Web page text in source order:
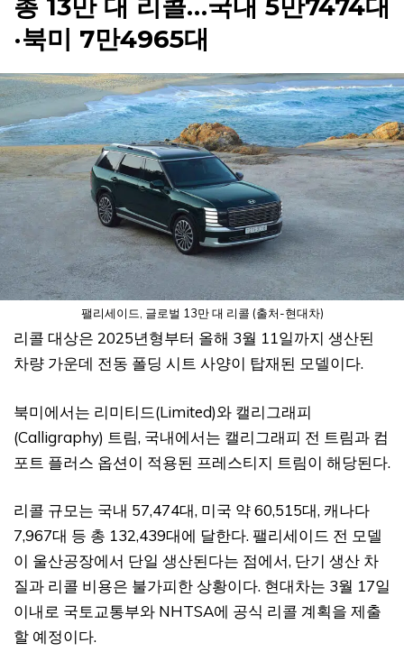
총 13만 대 리콜…국내 5만7474대
·북미 7만4965대
팰리세이드, 글로벌 13만 대 리콜 (출처-현대차)
리콜 대상은 2025년형부터 올해 3월 11일까지 생산된
차량 가운데 전동 폴딩 시트 사양이 탑재된 모델이다.
북미에서는 리미티드(Limited)와 캘리그래피
(Calligraphy) 트림, 국내에서는 캘리그래피 전 트림과 컴
포트 플러스 옵션이 적용된 프레스티지 트림이 해당된다.
리콜 규모는 국내 57,474대, 미국 약 60,515대, 캐나다
7,967대 등 총 132,439대에 달한다. 팰리세이드 전 모델
이 울산공장에서 단일 생산된다는 점에서, 단기 생산 차
질과 리콜 비용은 불가피한 상황이다. 현대차는 3월 17일
이내로 국토교통부와 NHTSA에 공식 리콜 계획을 제출
할 예정이다.